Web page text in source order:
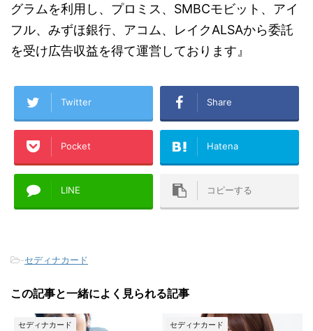
グラムを利用し、プロミス、SMBCモビット、アイ
フル、みずほ銀行、アコム、レイクALSAから委託
を受け広告収益を得て運営しております』
Twitter Share
Pocket Hatena
LINE コピーする
-セディナカード
この記事と一緒によく見られる記事
セディナカード セディナカード